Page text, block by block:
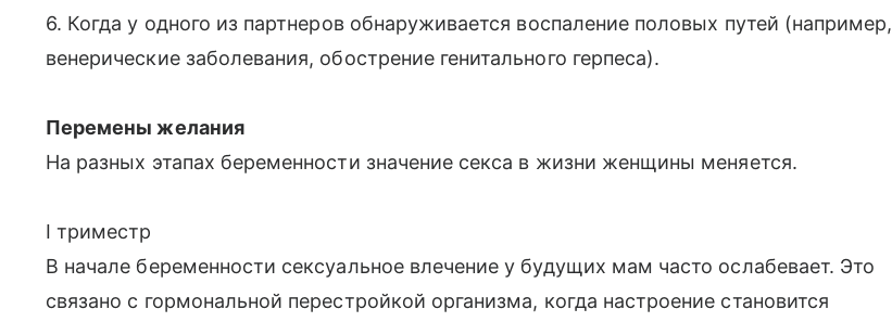
6. Когда у одного из партнеров обнаруживается воспаление половых путей (например,
венерические заболевания, обострение генитального герпеса).
Перемены желания
На разных этапах беременности значение секса в жизни женщины меняется.
I триместр
В начале беременности сексуальное влечение у будущих мам часто ослабевает. Это
связано с гормональной перестройкой организма, когда настроение становится